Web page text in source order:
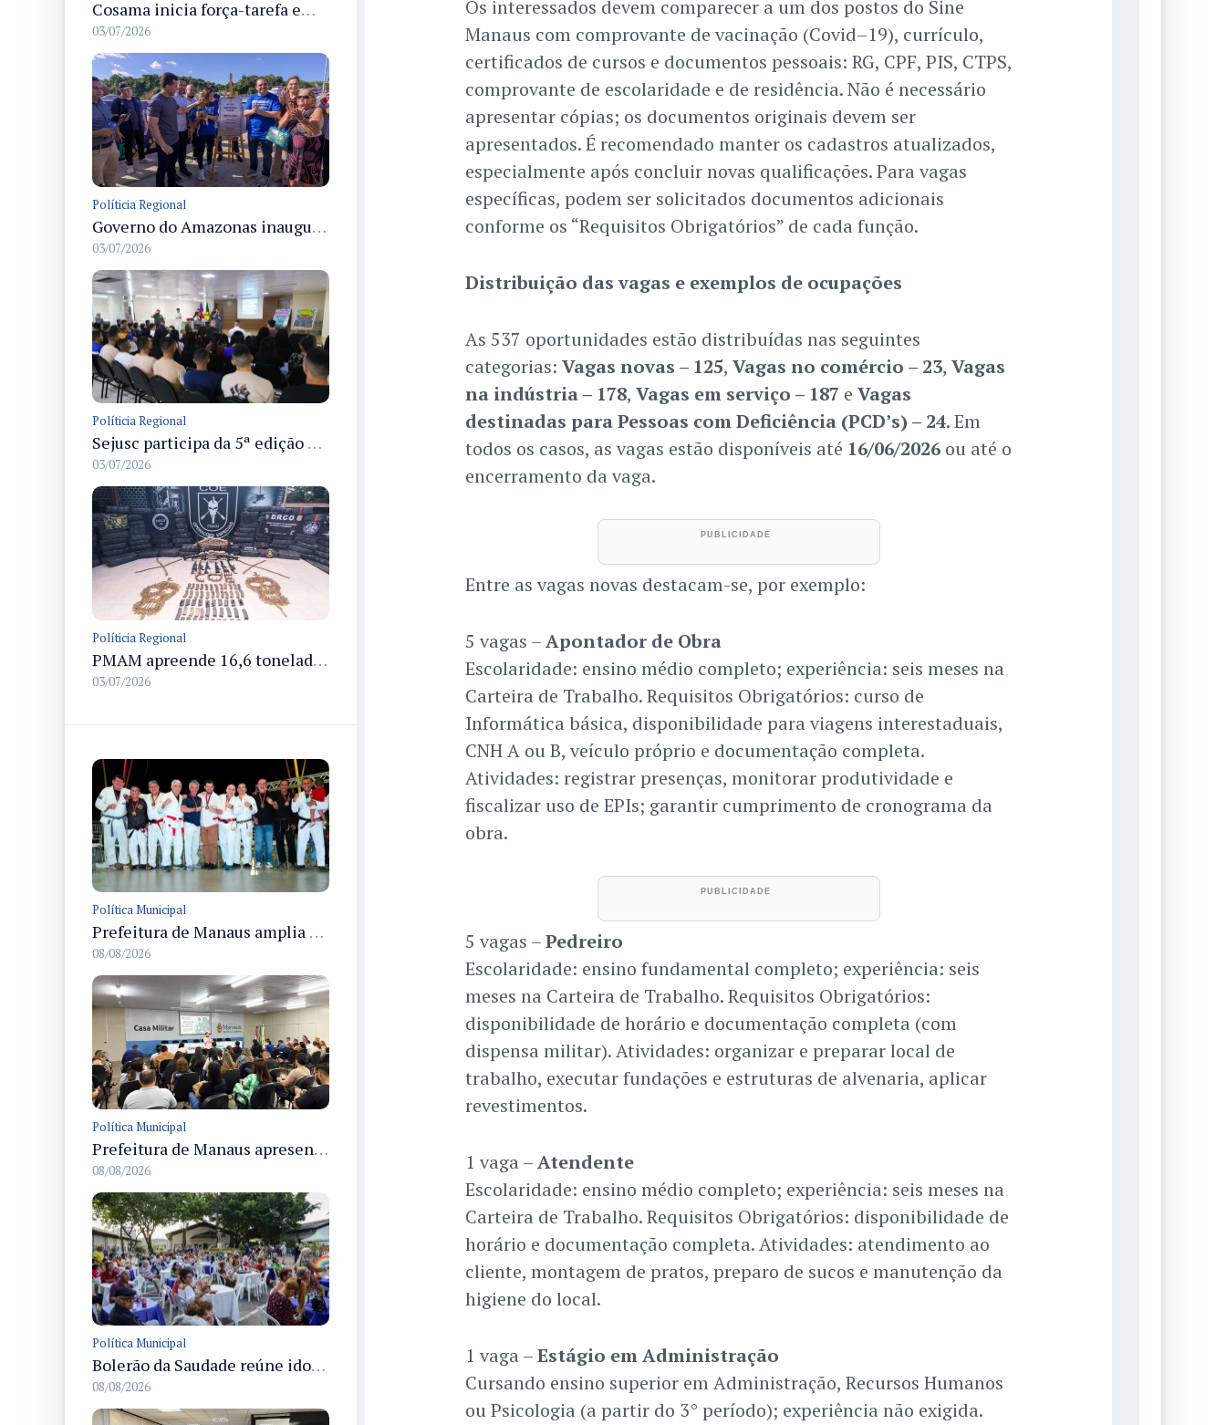
Cosama inicia força-tarefa em Anamã para fortalecer abastecimento de água e segurança hídrica da população
03/07/2026
Políticia Regional
Governo do Amazonas inaugura primeiro Castramóvel Fluvial para atendimento veterinário às comunidades ribeirinhas e castração gratuita
03/07/2026
Políticia Regional
Sejusc participa da 5ª edição do Caminhos Literários com foco na cultura hip-hop nas unidades socioeducativas
03/07/2026
Políticia Regional
PMAM apreende 16,6 toneladas de entorpecentes e registra aumento nas prisões em flagrante e nas capturas de foragidos no primeiro semestre de 2026
03/07/2026
Política Municipal
Prefeitura de Manaus amplia apoio aos atletas de 100 para 150 beneficiados a partir do próximo ano
08/08/2026
Política Municipal
Prefeitura de Manaus apresenta Plano de Integridade da CGM e qualifica servidores para governança e conformidade no biênio 2027-2028
08/08/2026
Política Municipal
Bolerão da Saudade reúne idosos em Dia dos Pais promovido pela Fundação Dr. Thomas em Manaus
08/08/2026
Os interessados devem comparecer a um dos postos do Sine
Manaus com comprovante de vacinação (Covid–19), currículo,
certificados de cursos e documentos pessoais: RG, CPF, PIS, CTPS,
comprovante de escolaridade e de residência. Não é necessário
apresentar cópias; os documentos originais devem ser
apresentados. É recomendado manter os cadastros atualizados,
especialmente após concluir novas qualificações. Para vagas
específicas, podem ser solicitados documentos adicionais
conforme os “Requisitos Obrigatórios” de cada função.
Distribuição das vagas e exemplos de ocupações
As 537 oportunidades estão distribuídas nas seguintes
categorias: Vagas novas – 125, Vagas no comércio – 23, Vagas
na indústria – 178, Vagas em serviço – 187 e Vagas
destinadas para Pessoas com Deficiência (PCD’s) – 24. Em
todos os casos, as vagas estão disponíveis até 16/06/2026ou até o
encerramento da vaga.
Entre as vagas novas destacam-se, por exemplo:
5 vagas –Apontador de Obra
Escolaridade: ensino médio completo; experiência: seis meses na
Carteira de Trabalho. Requisitos Obrigatórios: curso de
Informática básica, disponibilidade para viagens interestaduais,
CNH A ou B, veículo próprio e documentação completa.
Atividades: registrar presenças, monitorar produtividade e
fiscalizar uso de EPIs; garantir cumprimento de cronograma da
obra.
5 vagas –Pedreiro
Escolaridade: ensino fundamental completo; experiência: seis
meses na Carteira de Trabalho. Requisitos Obrigatórios:
disponibilidade de horário e documentação completa (com
dispensa militar). Atividades: organizar e preparar local de
trabalho, executar fundações e estruturas de alvenaria, aplicar
revestimentos.
1 vaga –Atendente
Escolaridade: ensino médio completo; experiência: seis meses na
Carteira de Trabalho. Requisitos Obrigatórios: disponibilidade de
horário e documentação completa. Atividades: atendimento ao
cliente, montagem de pratos, preparo de sucos e manutenção da
higiene do local.
1 vaga –Estágio em Administração
Cursando ensino superior em Administração, Recursos Humanos
ou Psicologia (a partir do 3° período); experiência não exigida.